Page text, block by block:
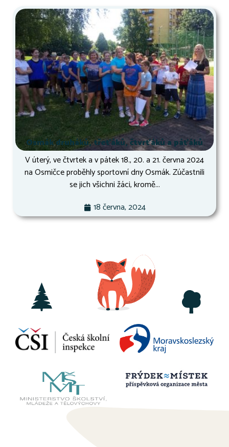
Osmák druháků, třeťáků, čtvrťáků a páťáků
V úterý, ve čtvrtek a v pátek 18., 20. a 21. června 2024
na Osmičce proběhly sportovní dny Osmák. Zúčastnili
se jich všichni žáci, kromě...
18 června, 2024